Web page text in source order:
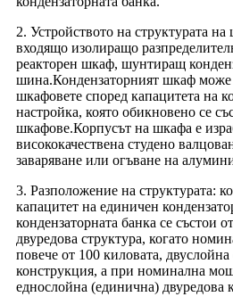
2. Устройството на структурата
входящо изолиращо
реакторен шкаф, шунтиращ
шина.Кондензаторният шкаф може
шкафовете според капацитета на
настройка, която обикновено се
шкафове.Корпусът на шкафа е
висококачествена студено
заваряване или огъване на
3. Разположение на структурата:
капацитет на единичен
кондензаторната банка се състои
двуредова структура, когато
повече от 100 киловата,
конструкция, а при номинална
еднослойна (единична) двуредова